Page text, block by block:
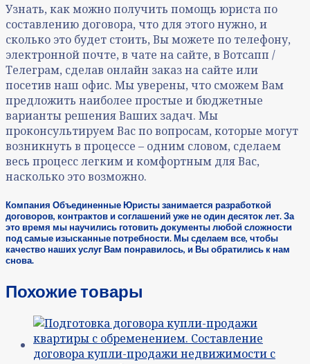
Узнать, как можно получить помощь юриста по
составлению договора, что для этого нужно, и
сколько это будет стоить, Вы можете по телефону,
электронной почте, в чате на сайте, в Вотсапп /
Телеграм, сделав онлайн заказ на сайте или
посетив наш офис. Мы уверены, что сможем Вам
предложить наиболее простые и бюджетные
варианты решения Ваших задач. Мы
проконсультируем Вас по вопросам, которые могут
возникнуть в процессе – одним словом, сделаем
весь процесс легким и комфортным для Вас,
насколько это возможно.
Компания Объединенные Юристы занимается разработкой
договоров, контрактов и соглашений уже не один десяток лет. За
это время мы научились готовить документы любой сложности
под самые изысканные потребности. Мы сделаем все, чтобы
качество наших услуг Вам понравилось, и Вы обратились к нам
снова.
Похожие товары